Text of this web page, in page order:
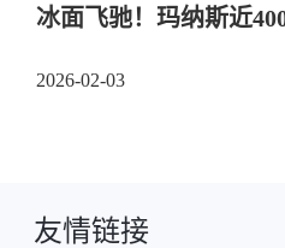
冰面飞驰！玛纳斯近
2026-02-03
友情链接